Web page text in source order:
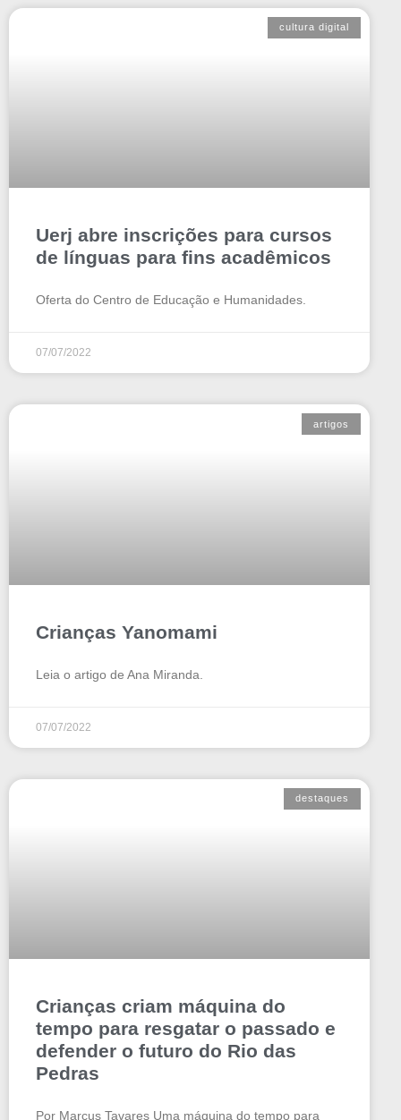
cultura digital
Uerj abre inscrições para cursos
de línguas para fins acadêmicos
Oferta do Centro de Educação e Humanidades.
07/07/2022
artigos
Crianças Yanomami
Leia o artigo de Ana Miranda.
07/07/2022
destaques
Crianças criam máquina do
tempo para resgatar o passado e
defender o futuro do Rio das
Pedras
Por Marcus Tavares Uma máquina do tempo para